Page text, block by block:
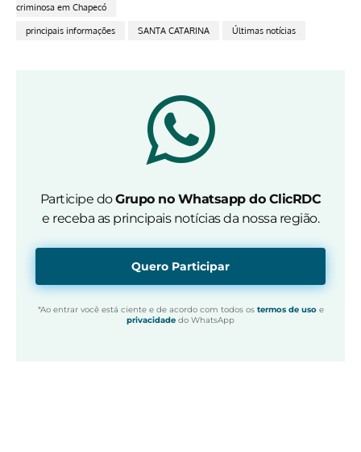
criminosa em Chapecó
principais informações SANTA CATARINA Últimas notícias
Participe doGrupo no Whatsapp do ClicRDC
e receba as principais notícias da nossa região.
Quero Participar
*Ao entrar você está ciente e de acordo com todos os termos de usoe
privacidade do WhatsApp